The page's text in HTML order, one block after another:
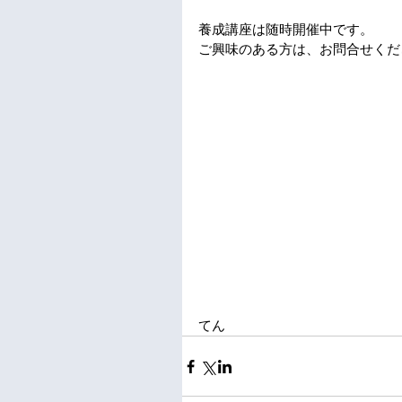
養成講座は随時開催中です。
ご興味のある方は、お問合せくだ
てん